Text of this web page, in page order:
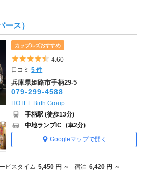
ス）
カップルズおすすめ
5つ星のうち4.5
4.60
口コミ5 件
兵庫県姫路市手柄29-5
079-299-4588
HOTEL Birth Group
手柄駅 (徒歩13分)
中地ランプIC (車2分)
Googleマップで開く
ビスタイム 5,450 円 ～ 宿泊 6,420 円 ～